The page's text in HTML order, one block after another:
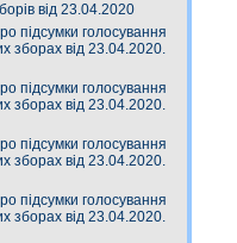
від 23.04.2020
підсумки голосування
зборах від 23.04.2020.
підсумки голосування
зборах від 23.04.2020.
підсумки голосування
зборах від 23.04.2020.
підсумки голосування
зборах від 23.04.2020.